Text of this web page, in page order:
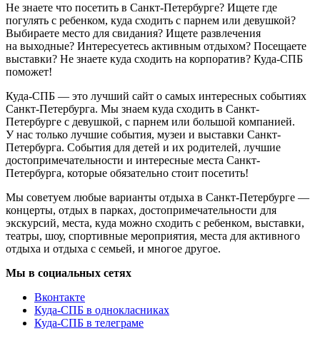
Не знаете что посетить в Санкт-Петербурге? Ищете где
погулять с ребенком, куда сходить с парнем или девушкой?
Выбираете место для свидания? Ищете развлечения
на выходные? Интересуетесь активным отдыхом? Посещаете
выставки? Не знаете куда сходить на корпоратив? Куда-СПБ
поможет!
Куда-СПБ — это лучший сайт о самых интересных событиях
Санкт-Петербурга. Мы знаем куда сходить в Санкт-
Петербурге с девушкой, с парнем или большой компанией.
У нас только лучшие события, музеи и выставки Санкт-
Петербурга. События для детей и их родителей, лучшие
достопримечательности и интересные места Санкт-
Петербурга, которые обязательно стоит посетить!
Мы советуем любые варианты отдыха в Санкт-Петербурге —
концерты, отдых в парках, достопримечательности для
экскурсий, места, куда можно сходить с ребенком, выставки,
театры, шоу, спортивные мероприятия, места для активного
отдыха и отдыха с семьей, и многое другое.
Мы в социальных сетях
Вконтакте
Куда-СПБ в однокласниках
Куда-СПБ в телеграме